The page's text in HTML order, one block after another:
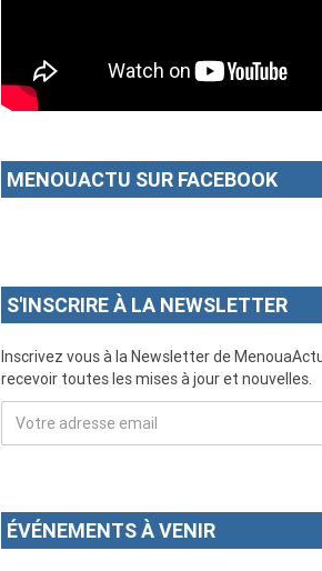
MENOUACTU SUR FACEBOOK
S'INSCRIRE À LA NEWSLETTER
Inscrivez vous à la Newsletter de
recevoir toutes les mises à jour et nouvelles.
ÉVÉNEMENTS À VENIR